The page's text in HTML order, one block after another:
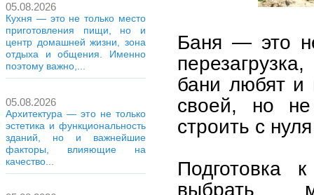
05.08.2026
Кухня — это не только место
приготовления пищи, но и
центр домашней жизни, зона
отдыха и общения. Именно
поэтому важно,...
05.08.2026
Архитектура — это не только
эстетика и функциональность
зданий, но и важнейшие
факторы, влияющие на
качество...
Баня — это
бани любят
своей, но
строить с
Подготовка
выбрать